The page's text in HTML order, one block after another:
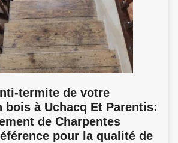
termite de votre
bois à Uchacq Et Parentis:
de Charpentes
pour la qualité de